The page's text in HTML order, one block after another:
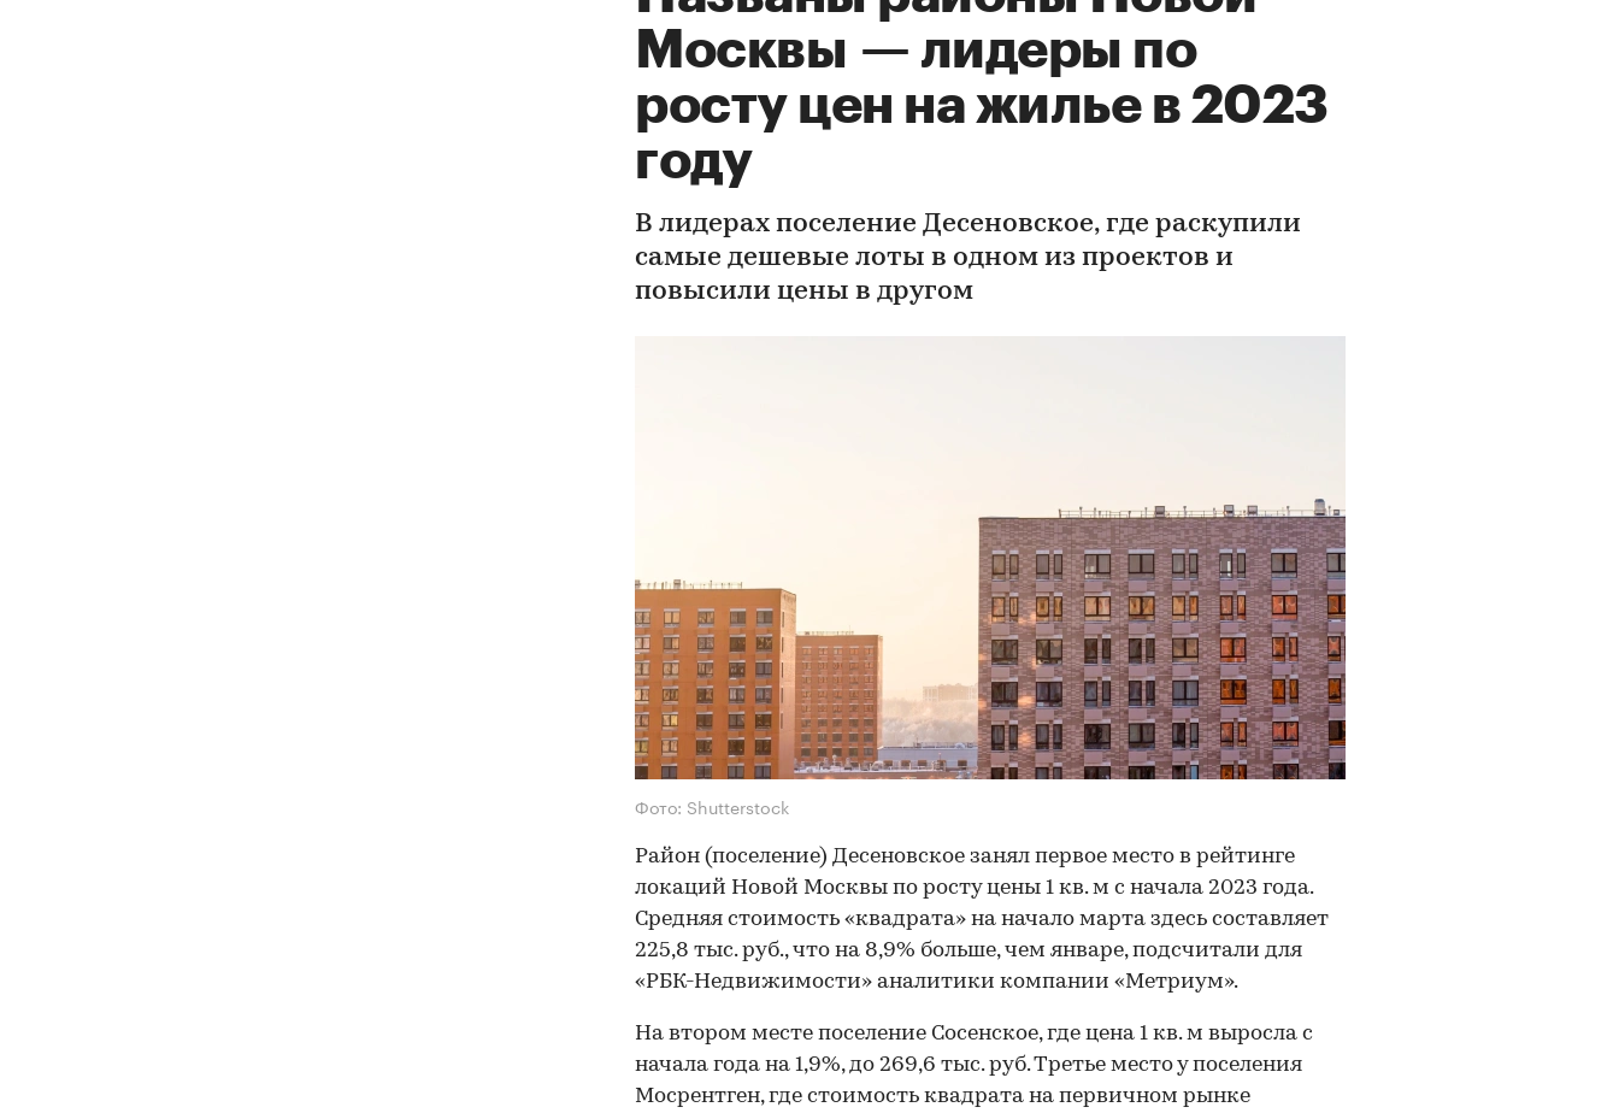
Москвы — лидеры по
росту цен на жилье в 2023
году
В лидерах поселение Десеновское, где раскупили
самые дешевые лоты в одном из проектов и
повысили цены в другом
Фото: Shutterstock
Район (поселение) Десеновское занял первое место в рейтинге
локаций Новой Москвы по росту цены 1 кв. м с начала 2023 года.
Средняя стоимость «квадрата» на начало марта здесь составляет
225,8 тыс. руб., что на 8,9% больше, чем январе, подсчитали для
«РБК-Недвижимости» аналитики компании «Метриум».
На втором месте поселение Сосенское, где цена 1 кв. м выросла с
начала года на 1,9%, до 269,6 тыс. руб. Третье место у поселения
Мосрентген, где стоимость квадрата на первичном рынке